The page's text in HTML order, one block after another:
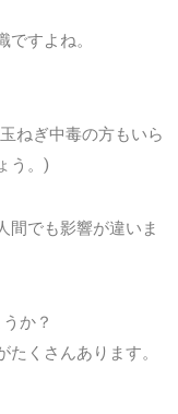
すよね。
ねぎ中毒の方もいら
う。)
間でも影響が違いま
か？
くさんあります。